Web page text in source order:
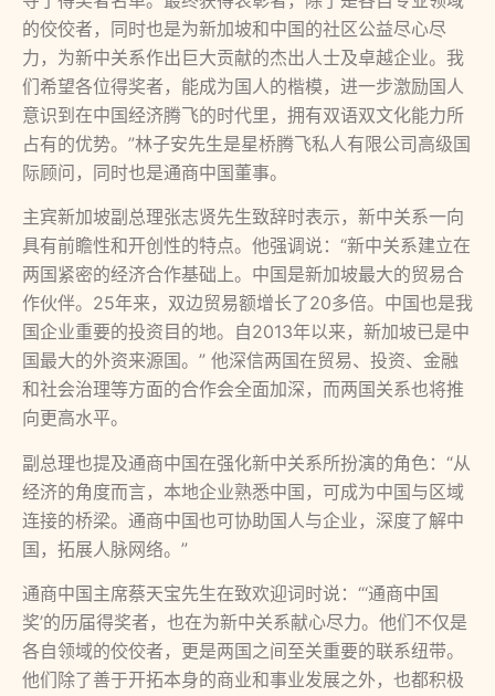
的佼佼者，同时也是为新加坡和中国的社区公益尽心尽
力，为新中关系作出巨大贡献的杰出人士及卓越企业。我
们希望各位得奖者，能成为国人的楷模，进一步激励国人
意识到在中国经济腾飞的时代里，拥有双语双文化能力所
占有的优势。”林子安先生是星桥腾飞私人有限公司高级国
际顾问，同时也是通商中国董事。
主宾新加坡副总理张志贤先生致辞时表示，新中关系一向
具有前瞻性和开创性的特点。他强调说：“新中关系建立在
两国紧密的经济合作基础上。中国是新加坡最大的贸易合
作伙伴。25年来，双边贸易额增长了20多倍。中国也是我
国企业重要的投资目的地。自2013年以来，新加坡已是中
国最大的外资来源国。” 他深信两国在贸易、投资、金融
和社会治理等方面的合作会全面加深，而两国关系也将推
向更高水平。
副总理也提及通商中国在强化新中关系所扮演的角色：“从
经济的角度而言，本地企业熟悉中国，可成为中国与区域
连接的桥梁。通商中国也可协助国人与企业，深度了解中
国，拓展人脉网络。”
通商中国主席蔡天宝先生在致欢迎词时说：“‘通商中国
奖’的历届得奖者，也在为新中关系献心尽力。他们不仅是
各自领域的佼佼者，更是两国之间至关重要的联系纽带。
他们除了善于开拓本身的商业和事业发展之外，也都积极